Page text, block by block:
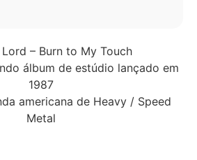
– Burn to My Touch
álbum de estúdio lançado em
1987
americana de Heavy / Speed
Metal